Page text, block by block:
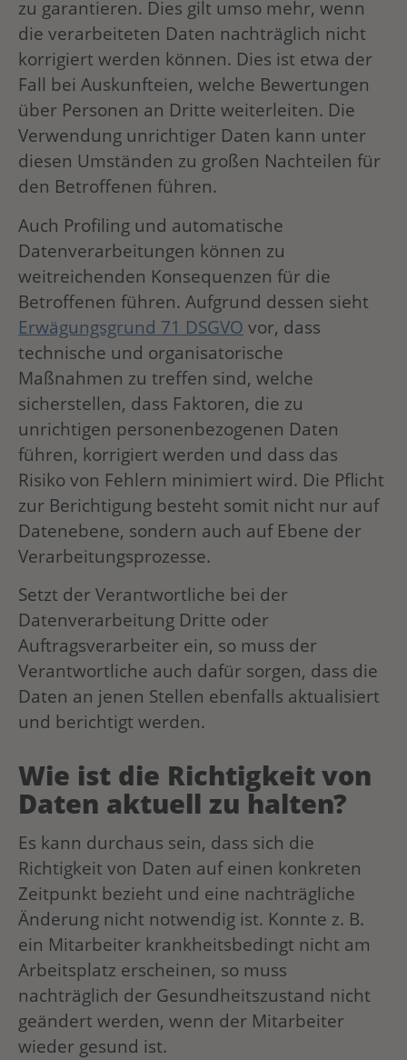
zu garantieren. Dies gilt umso mehr, wenn
die verarbeiteten Daten nachträglich nicht
korrigiert werden können. Dies ist etwa der
Fall bei Auskunfteien, welche Bewertungen
über Personen an Dritte weiterleiten. Die
Verwendung unrichtiger Daten kann unter
diesen Umständen zu großen Nachteilen für
den Betroffenen führen.
Auch Profiling und automatische
Datenverarbeitungen können zu
weitreichenden Konsequenzen für die
Betroffenen führen. Aufgrund dessen sieht
Erwägungsgrund 71 DSGVO vor, dass
technische und organisatorische
Maßnahmen zu treffen sind, welche
sicherstellen, dass Faktoren, die zu
unrichtigen personenbezogenen Daten
führen, korrigiert werden und dass das
Risiko von Fehlern minimiert wird. Die Pflicht
zur Berichtigung besteht somit nicht nur auf
Datenebene, sondern auch auf Ebene der
Verarbeitungsprozesse.
Setzt der Verantwortliche bei der
Datenverarbeitung Dritte oder
Auftragsverarbeiter ein, so muss der
Verantwortliche auch dafür sorgen, dass die
Daten an jenen Stellen ebenfalls aktualisiert
und berichtigt werden.
Wie ist die Richtigkeit von
Daten aktuell zu halten?
Es kann durchaus sein, dass sich die
Richtigkeit von Daten auf einen konkreten
Zeitpunkt bezieht und eine nachträgliche
Änderung nicht notwendig ist. Konnte z. B.
ein Mitarbeiter krankheitsbedingt nicht am
Arbeitsplatz erscheinen, so muss
nachträglich der Gesundheitszustand nicht
geändert werden, wenn der Mitarbeiter
wieder gesund ist.